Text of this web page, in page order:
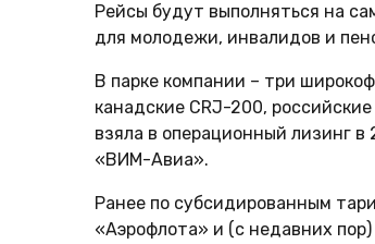
Рейсы будут выполняться на
для молодежи, инвалидов и
В парке компании – три
канадские CRJ-200,
взяла в операционный лизинг
«ВИМ-Авиа».
Ранее по субсидированным
«Аэрофлота» и (с недавних